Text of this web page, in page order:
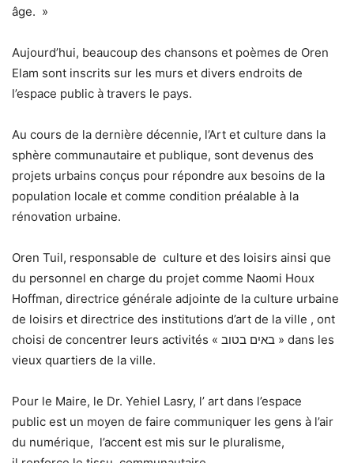
âge. »
Aujourd’hui, beaucoup des chansons et poèmes de Oren
Elam sont inscrits sur les murs et divers endroits de
l’espace public à travers le pays.
Au cours de la dernière décennie, l’Art et culture dans la
sphère communautaire et publique, sont devenus des
projets urbains conçus pour répondre aux besoins de la
population locale et comme condition préalable à la
rénovation urbaine.
Oren Tuil, responsable de culture et des loisirs ainsi que
du personnel en charge du projet comme Naomi Houx
Hoffman, directrice générale adjointe de la culture urbaine
de loisirs et directrice des institutions d’art de la ville , ont
choisi de concentrer leurs activités « באים בטוב » dans les
vieux quartiers de la ville.
Pour le Maire, le Dr. Yehiel Lasry, l’ art dans l’espace
public est un moyen de faire communiquer les gens à l’air
du numérique, l’accent est mis sur le pluralisme,